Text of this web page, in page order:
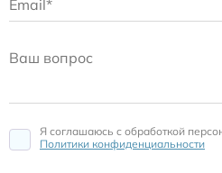
Я соглашаюсь c обработкой
Политики конфиденциальности